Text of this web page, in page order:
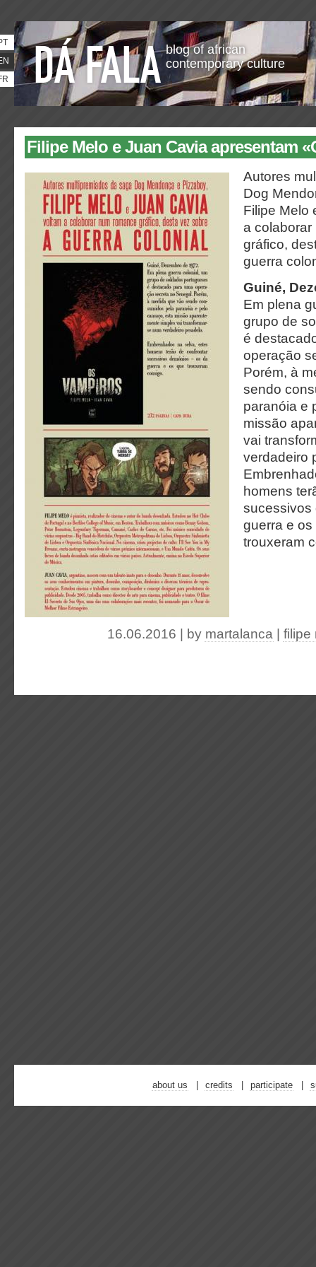
blog of african
contemporary culture
Filipe Melo e Juan Cavia apresentam
Autores
Dog
Filipe Melo
a colaborar
gráfico,
guerra
Guiné,
Em plena
grupo de
é
operação
Porém, à
sendo
paranóia e
missão
vai
verdadeiro
homens
sucessivos
guerra e os
trouxeram
16.06.2016 | by martalanca filipe
about us credits participate